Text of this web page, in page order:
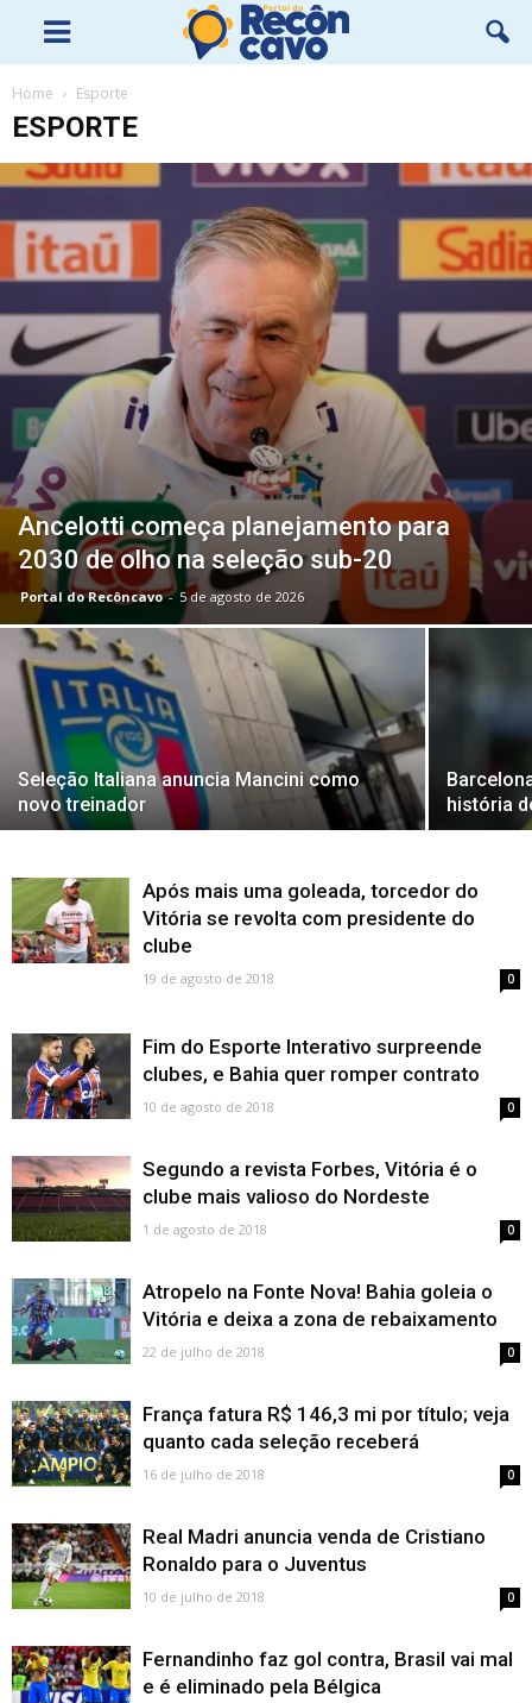
Home Esporte
ESPORTE
Ancelotti começa planejamento para
2030 de olho na seleção sub-20
Portal do Recôncavo - 5 de agosto de 2026
Seleção Italiana anuncia Mancini como
novo treinador
história
Após mais uma goleada, torcedor do
Vitória se revolta com presidente do
clube
19 de agosto de 2018 0
Fim do Esporte Interativo surpreende
clubes, e Bahia quer romper contrato
10 de agosto de 2018 0
Segundo a revista Forbes, Vitória é o
clube mais valioso do Nordeste
1 de agosto de 2018 0
Atropelo na Fonte Nova! Bahia goleia o
Vitória e deixa a zona de rebaixamento
22 de julho de 2018 0
França fatura R$ 146,3 mi por título; veja
quanto cada seleção receberá
16 de julho de 2018 0
Real Madri anuncia venda de Cristiano
Ronaldo para o Juventus
10 de julho de 2018 0
Fernandinho faz gol contra, Brasil vai mal
e é eliminado pela Bélgica